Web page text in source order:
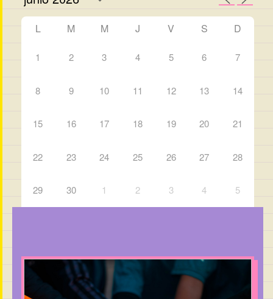
L M M J V S D
1 2 3 4 5 6 7
8 9 10 11 12 13 14
15 16 17 18 19 20 21
22 23 24 25 26 27 28
29 30 1 2 3 4 5